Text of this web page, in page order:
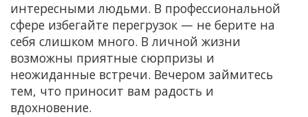
интересными людьми. В профессиональной
сфере избегайте перегрузок — не берите на
себя слишком много. В личной жизни
возможны приятные сюрпризы и
неожиданные встречи. Вечером займитесь
тем, что приносит вам радость и
вдохновение.